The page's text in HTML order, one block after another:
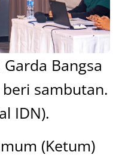
Bangsa
sambutan.
IDN).
(Ketum)